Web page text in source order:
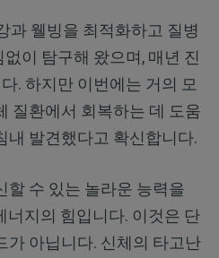
과 웰빙을 최적화하고 질병
이 탐구해 왔으며, 매년 진
. 하지만 이번에는 거의 모
질환에서 회복하는 데 도움
내 발견했다고 확신합니다.
할 수 있는 놀라운 능력을
너지의 힘입니다. 이것은 단
가 아닙니다. 신체의 타고난